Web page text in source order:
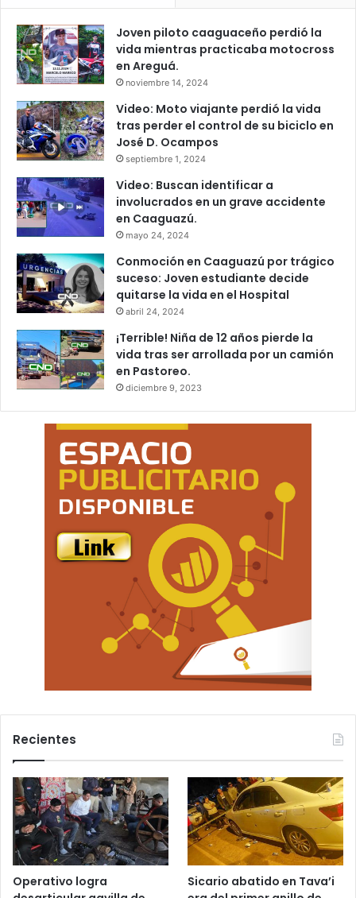
Joven piloto caaguaceño perdió la
vida mientras practicaba motocross
en Areguá.
noviembre 14, 2024
Video: Moto viajante perdió la vida
tras perder el control de su biciclo en
José D. Ocampos
septiembre 1, 2024
Video: Buscan identificar a
involucrados en un grave accidente
en Caaguazú.
mayo 24, 2024
Conmoción en Caaguazú por trágico
suceso: Joven estudiante decide
quitarse la vida en el Hospital
abril 24, 2024
¡Terrible! Niña de 12 años pierde la
vida tras ser arrollada por un camión
en Pastoreo.
diciembre 9, 2023
Recientes
Operativo logra
Sicario abatido en Tava’i